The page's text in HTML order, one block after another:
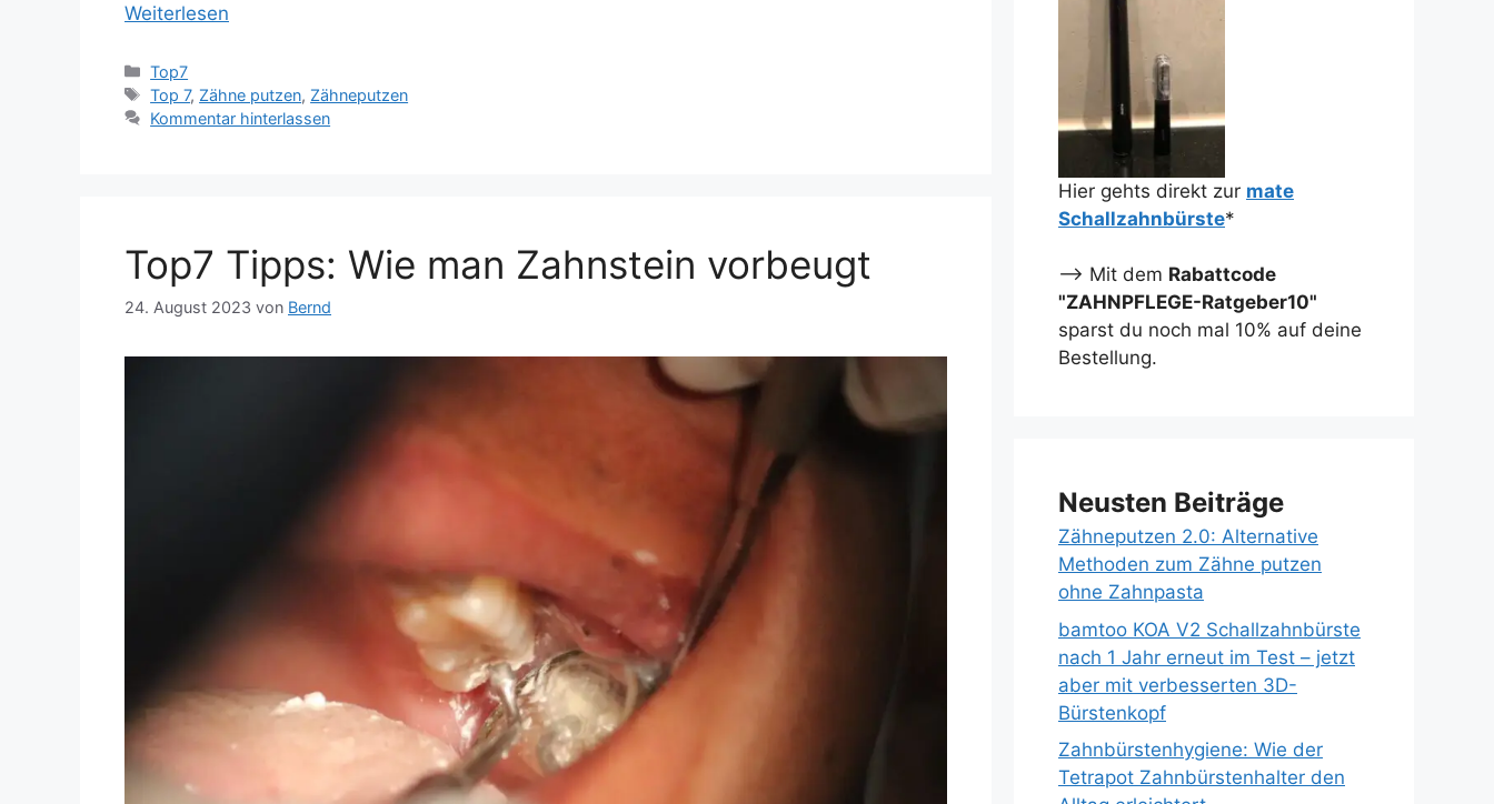
Weiterlesen
Kategorien
Top7
Schlagwörter
Top 7, Zähne putzen, Zähneputzen
Kommentar hinterlassen
Top7 Tipps: Wie man Zahnstein vorbeugt
24. August 2023 von Bernd
Hier gehts direkt zur mate
Schallzahnbürste*
--> Mit dem Rabattcode
"ZAHNPFLEGE-Ratgeber10"
sparst du noch mal 10% auf deine
Bestellung.
Neusten Beiträge
Zähneputzen 2.0: Alternative
Methoden zum Zähne putzen
ohne Zahnpasta
bamtoo KOA V2 Schallzahnbürste
nach 1 Jahr erneut im Test – jetzt
aber mit verbesserten 3D-
Bürstenkopf
Zahnbürstenhygiene: Wie der
Tetrapot Zahnbürstenhalter den